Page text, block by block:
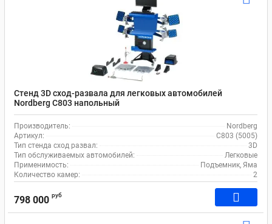
Стенд 3D сход-развала для легковых автомобилей
Nordberg C803 напольный
Производитель:
Nordberg
Артикул:
C803 (5005)
Тип стенда сход развал:
3D
Тип обслуживаемых автомобилей:
Легковые
Применимость:
Подъемник, Яма
Количество камер:
2
798 000 руб